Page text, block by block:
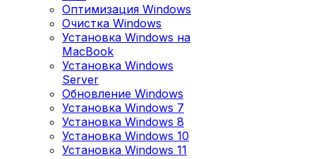
Оптимизация Windows
Очистка Windows
Установка Windows на
MacBook
Установка Windows
Server
Обновление Windows
Установка Windows 7
Установка Windows 8
Установка Windows 10
Установка Windows 11